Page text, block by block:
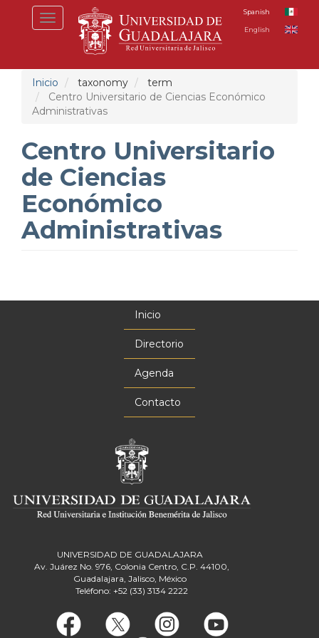
Toggle
navigation
Spanish
English
Inicio taxonomy
term
Centro Universitario de Ciencias Económico
Administrativas
Centro Universitario
de Ciencias
Económico
Administrativas
Inicio
Directorio
Agenda
Contacto
UNIVERSIDAD DE GUADALAJARA
Av. Juárez No. 976, Colonia Centro, C.P. 44100,
Guadalajara, Jalisco, México
Teléfono: +52 (33) 3134 2222